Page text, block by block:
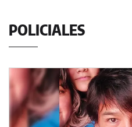
POLICIALES